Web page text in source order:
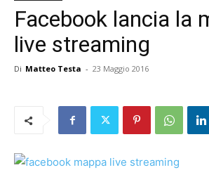
Facebook lancia la
live streaming
Di Matteo Testa - 23 Maggio 2016